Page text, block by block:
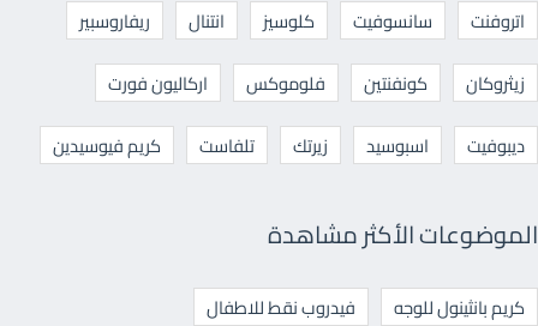
اتروفنت
سانسوفيت كلوسيز انتنال
ريفاروسبير
زيثروكان
كونفنتين فلوموكس
اركاليون فورت
ديبوفيت
اسبوسيد زيرتك تلفاست كريم فيوسيدين
الموضوعات الأكثر مشاهدة
كريم بانثينول للوجه فيدروب نقط للاطفال